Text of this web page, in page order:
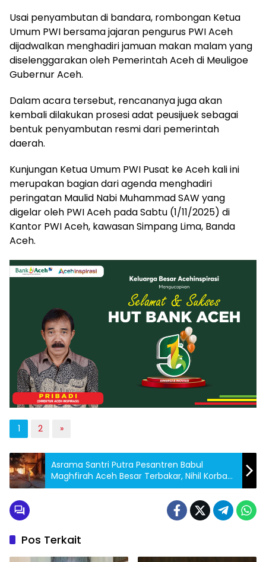
Usai penyambutan di bandara, rombongan Ketua
Umum PWI bersama jajaran pengurus PWI Aceh
dijadwalkan menghadiri jamuan makan malam yang
diselenggarakan oleh Pemerintah Aceh di Meuligoe
Gubernur Aceh.
Dalam acara tersebut, rencananya juga akan
kembali dilakukan prosesi adat peusijuek sebagai
bentuk penyambutan resmi dari pemerintah
daerah.
Kunjungan Ketua Umum PWI Pusat ke Aceh kali ini
merupakan bagian dari agenda menghadiri
peringatan Maulid Nabi Muhammad SAW yang
digelar oleh PWI Aceh pada Sabtu (1/11/2025) di
Kantor PWI Aceh, kawasan Simpang Lima, Banda
Aceh.
1 2 »
Asrama Santri Putra Pesantren Babul
Maghfirah Aceh Besar Terbakar, Nihil Korban
Jiwa
Pos Terkait